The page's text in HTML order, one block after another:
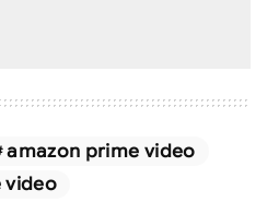
amazon prime video
video